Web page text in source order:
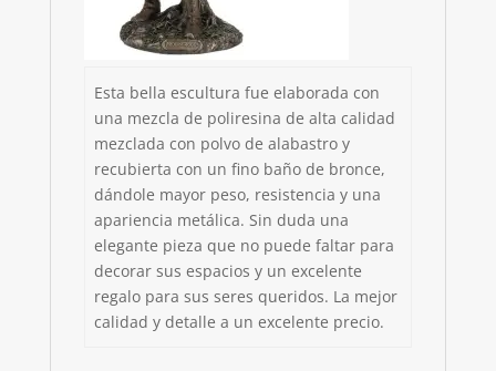
Esta bella escultura fue elaborada con
una mezcla de poliresina de alta calidad
mezclada con polvo de alabastro y
recubierta con un fino baño de bronce,
dándole mayor peso, resistencia y una
apariencia metálica. Sin duda una
elegante pieza que no puede faltar para
decorar sus espacios y un excelente
regalo para sus seres queridos. La mejor
calidad y detalle a un excelente precio.